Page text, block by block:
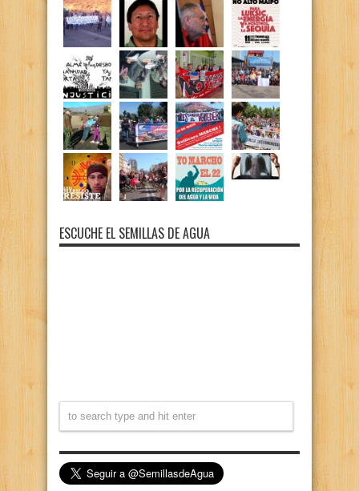
ESCUCHE EL SEMILLAS DE AGUA